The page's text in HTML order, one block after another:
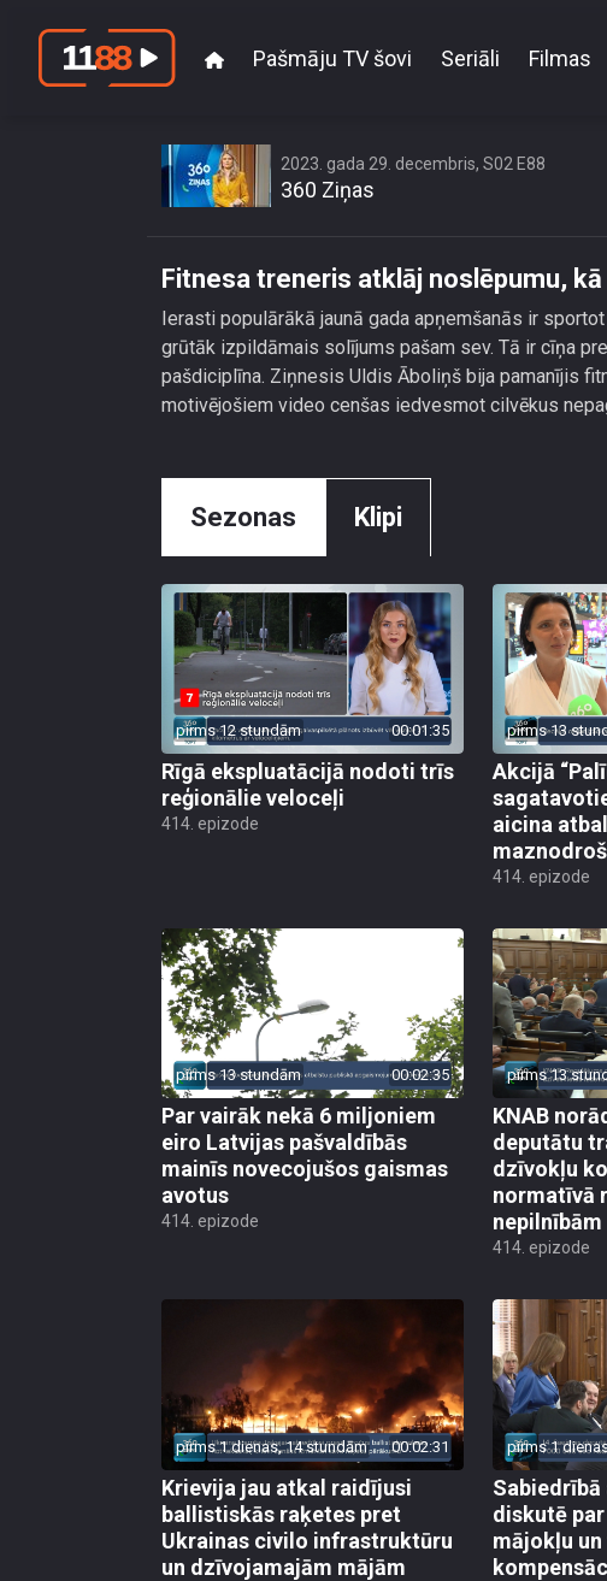
Pašmāju TV šovi Seriāli Filmas
2023. gada 29. decembris, S02 E88
360 Ziņas
Fitnesa treneris atklāj noslēpumu,
Ierasti populārākā jaunā gada apņemšanās ir
grūtāk izpildāmais solījums pašam sev. Tā ir cīņa
pašdiciplīna. Ziņnesis Uldis Āboliņš bija pamanījis
motivējošiem video cenšas iedvesmot cilvēkus
Sezonas Klipi
pirms 12 stundām 00:01:35
Rīgā ekspluatācijā nodoti trīs
reģionālie veloceļi
414. epizode
pirms 13
Akcijā
aicina
414. epizode
pirms 13 stundām 00:02:35
Par vairāk nekā 6 miljoniem
eiro Latvijas pašvaldībās
mainīs novecojušos gaismas
avotus
414. epizode
pirms 13
KNAB
deputātu
dzīvokļu
normatīvā
nepilnībām
414. epizode
pirms 1 dienas, 14 stundām 00:02:31
Krievija jau atkal raidījusi
ballistiskās raķetes pret
Ukrainas civilo infrastruktūru
un dzīvojamajām mājām
pirms 1
diskutē
mājokļu